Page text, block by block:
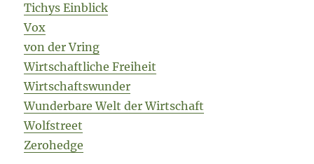
Tichys Einblick
Vox
von der Vring
Wirtschaftliche Freiheit
Wirtschaftswunder
Wunderbare Welt der Wirtschaft
Wolfstreet
Zerohedge